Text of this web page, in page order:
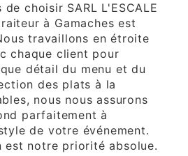
choisir SARL L'ESCALE
à Gamaches est
travaillons en étroite
chaque client pour
détail du menu et du
des plats à la
nous nous assurons
parfaitement à
de votre événement.
est notre priorité absolue.